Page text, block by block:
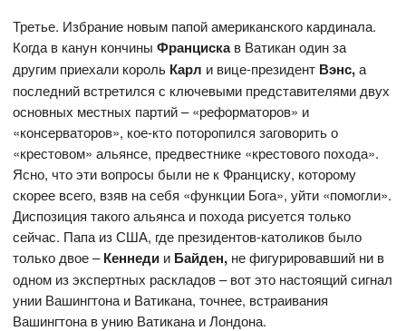
Третье. Избрание новым папой американского кардинала.
Когда в канун кончиныФранцискав Ватикан один за
другим приехали король Карл и вице-президент Вэнс,а
последний встретился с ключевыми представителями двух
основных местных партий – «реформаторов» и
«консерваторов», кое-кто поторопился заговорить о
«крестовом» альянсе, предвестнике «крестового похода».
Ясно, что эти вопросы были не к Франциску, которому
скорее всего, взяв на себя «функции Бога», уйти «помогли».
Диспозиция такого альянса и похода рисуется только
сейчас. Папа из США, где президентов-католиков было
только двое –Кеннеди и Байден, не фигурировавший ни в
одном из экспертных раскладов – вот это настоящий сигнал
унии Вашингтона и Ватикана, точнее, встраивания
Вашингтона в унию Ватикана и Лондона.